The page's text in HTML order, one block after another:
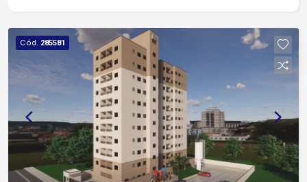
Cód. 285581